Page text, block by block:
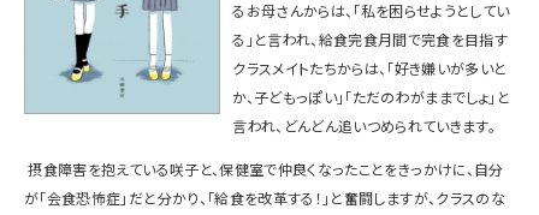
るお母さんからは、「私を困らせようとしてい
る」と言われ、給食完食月間で完食を目指す
クラスメイトたちからは、「好き嫌いが多いと
か、子どもっぽい」「ただのわがままでしょ」と
言われ、どんどん追いつめられていきます。
摂食障害を抱えている咲子と、保健室で仲良くなったことをきっかけに、自分
が「会食恐怖症」だと分かり、「給食を改革する！」と奮闘しますが、クラスのな